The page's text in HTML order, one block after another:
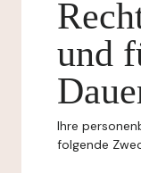
und
Ihre
folgende